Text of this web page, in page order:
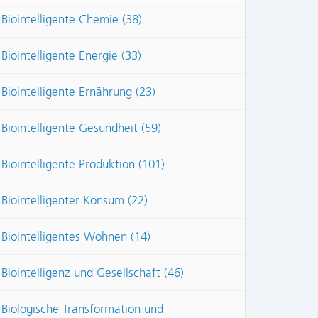
Biointelligente Chemie (38)
Biointelligente Energie (33)
Biointelligente Ernährung (23)
Biointelligente Gesundheit (59)
Biointelligente Produktion (101)
Biointelligenter Konsum (22)
Biointelligentes Wohnen (14)
Biointelligenz und Gesellschaft (46)
Biologische Transformation und